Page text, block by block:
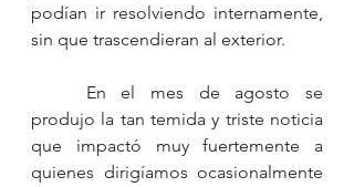
podían ir resolviendo internamente,
sin que trascendieran al exterior.
produjo la tan temida y triste noticia
que impactó muy fuertemente a
quienes dirigíamos ocasionalmente